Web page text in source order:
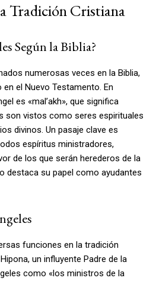
Tradición Cristiana
Según la Biblia?
numerosas veces en la Biblia,
el Nuevo Testamento. En
es «mal’akh», que significa
son vistos como seres espirituales
divinos. Un pasaje clave es
espíritus ministradores,
de los que serán herederos de la
destaca su papel como ayudantes
funciones en la tradición
un influyente Padre de la
como «los ministros de la